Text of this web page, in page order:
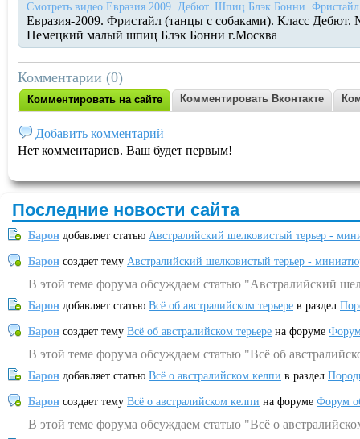
Смотреть видео Евразия 2009. Дебют. Шпиц Блэк Бонни. Фристайл
Евразия-2009. Фристайл (танцы с собаками). Класс Дебют.
Немецкий малый шпиц Блэк Бонни г.Москва
Комментарии (0)
Комментировать на сайте Комментировать Вконтакте
Добавить комментарий
Нет комментариев. Ваш будет первым!
Последние новости сайта
Барон добавляет статью Австралийский шелковистый терьер -
Барон создает тему Австралийский шелковистый терьер -
В этой теме форума обсуждаем статью "Австралийский
Барон добавляет статью Всё об австралийском терьере в раздел
Барон создает тему Всё об австралийском терьере на форуме
В этой теме форума обсуждаем статью "Всё об
Барон добавляет статью Всё о австралийском келпи в раздел
Барон создает тему Всё о австралийском келпи на форуме Форум
В этой теме форума обсуждаем статью "Всё о